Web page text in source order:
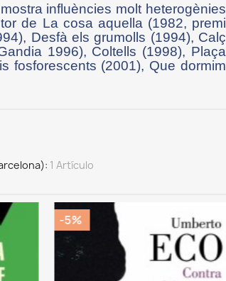
influències molt heterogènies
de La cosa aquella (1982, premi
Desfà els grumolls (1994), Calç
1996), Coltells (1998), Plaça
fosforescents (2001), Que dormim
1 Artículo
-5%